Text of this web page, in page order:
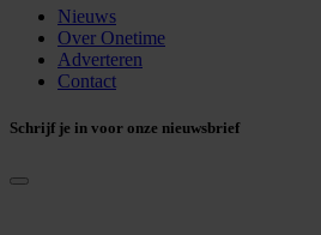
Nieuws
Over Onetime
Adverteren
Contact
Schrijf je in voor onze nieuwsbrief